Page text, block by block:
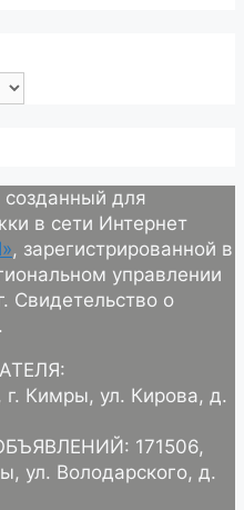
созданный для
в сети Интернет
, зарегистрированной в
управлении
Свидетельство о
г. Кимры, ул. Кирова, д.
171506,
ул. Володарского, д.